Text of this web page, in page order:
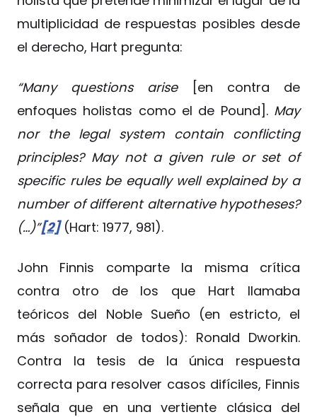
multiplicidad de respuestas posibles desde
el derecho, Hart pregunta:
“Many questions arise
[en contra de
enfoques holistas como el de Pound].May
nor the legal system contain conflicting
principles? May not a given rule or set of
specific rules be equally well explained by a
number of different alternative hypotheses?
(…)”[2](Hart: 1977, 981).
John Finnis comparte la misma crítica
contra otro de los que Hart llamaba
teóricos del Noble Sueño (en estricto, el
más soñador de todos): Ronald Dworkin.
Contra la tesis de la única respuesta
correcta para resolver casos difíciles, Finnis
señala que en una vertiente clásica del